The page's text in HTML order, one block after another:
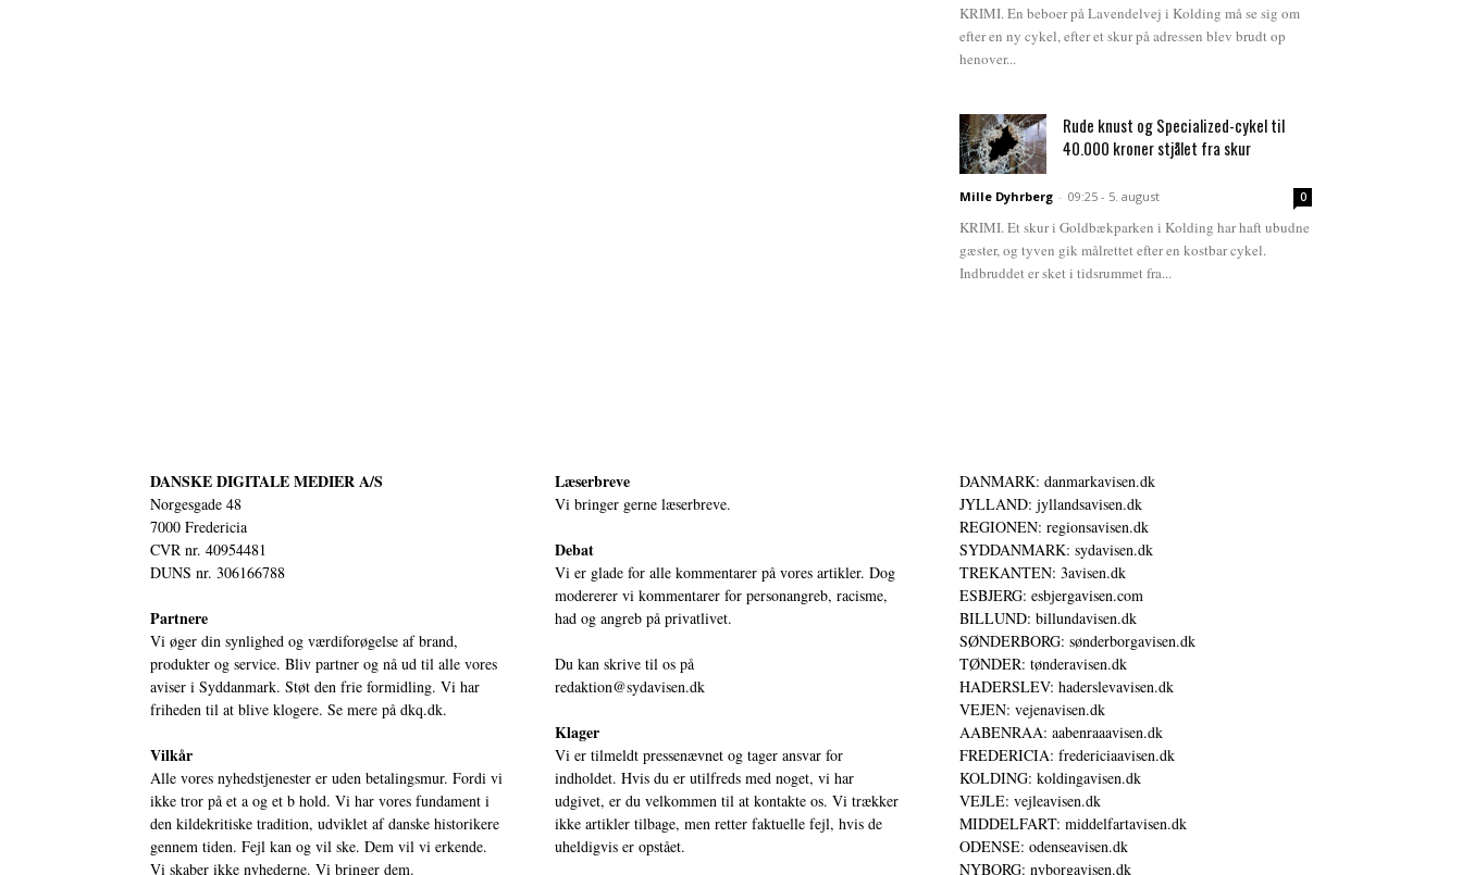
KRIMI. En beboer på Lavendelvej i Kolding må se sig om
efter en ny cykel, efter et skur på adressen blev brudt op
henover...
Rude knust og Specialized-cykel til
40.000 kroner stjålet fra skur
Mille Dyhrberg - 09:25 - 5. august 0
KRIMI. Et skur i Goldbækparken i Kolding har haft ubudne
gæster, og tyven gik målrettet efter en kostbar cykel.
Indbruddet er sket i tidsrummet fra...
DANSKE DIGITALE MEDIER A/S
Norgesgade 48
7000 Fredericia
CVR nr. 40954481
DUNS nr. 306166788
Partnere
Vi øger din synlighed og værdiforøgelse af brand,
produkter og service. Bliv partner og nå ud til alle vores
aviser i Syddanmark. Støt den frie formidling. Vi har
friheden til at blive klogere. Se mere på dkq.dk.
Vilkår
Alle vores nyhedstjenester er uden betalingsmur. Fordi vi
ikke tror på et a og et b hold. Vi har vores fundament i
den kildekritiske tradition, udviklet af danske historikere
gennem tiden. Fejl kan og vil ske. Dem vil vi erkende.
Vi skaber ikke nyhederne. Vi bringer dem.
Læserbreve
Vi bringer gerne læserbreve.
Debat
Vi er glade for alle kommentarer på vores artikler. Dog
modererer vi kommentarer for personangreb, racisme,
had og angreb på privatlivet.
Du kan skrive til os på
redaktion@sydavisen.dk
Klager
Vi er tilmeldt pressenævnet og tager ansvar for
indholdet. Hvis du er utilfreds med noget, vi har
udgivet, er du velkommen til at kontakte os. Vi trækker
ikke artikler tilbage, men retter faktuelle fejl, hvis de
uheldigvis er opstået.
DANMARK: danmarkavisen.dk
JYLLAND: jyllandsavisen.dk
REGIONEN: regionsavisen.dk
SYDDANMARK: sydavisen.dk
TREKANTEN: 3avisen.dk
ESBJERG: esbjergavisen.com
BILLUND: billundavisen.dk
SØNDERBORG: sønderborgavisen.dk
TØNDER: tønderavisen.dk
HADERSLEV: haderslevavisen.dk
VEJEN: vejenavisen.dk
AABENRAA: aabenraaavisen.dk
FREDERICIA: fredericiaavisen.dk
KOLDING: koldingavisen.dk
VEJLE: vejleavisen.dk
MIDDELFART: middelfartavisen.dk
ODENSE: odenseavisen.dk
NYBORG: nyborgavisen.dk